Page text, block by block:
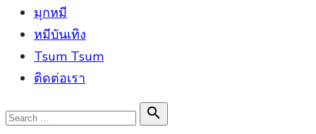
มุกหมี
หมีบันเทิง
Tsum Tsum
ติดต่อเรา
Search

Search